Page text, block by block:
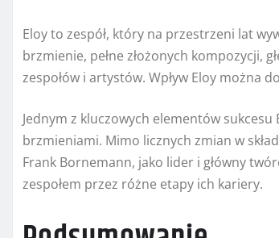
Eloy to zespół, który na przestrzeni lat
brzmienie, pełne złożonych kompozycji,
zespołów i artystów. Wpływ Eloy można
Jednym z kluczowych elementów
brzmieniami. Mimo licznych zmian w
Frank Bornemann, jako lider i główny
zespołem przez różne etapy ich kariery.